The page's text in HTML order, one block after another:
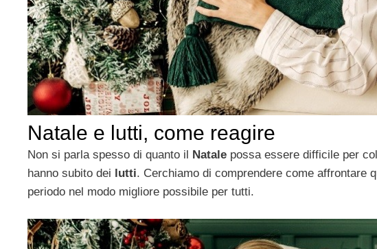
Natale e lutti, come reagire
Non si parla spesso di quanto il Natale possa essere difficile per
hanno subito dei
lutti. Cerchiamo di comprendere come affrontare
periodo nel modo migliore possibile per tutti.